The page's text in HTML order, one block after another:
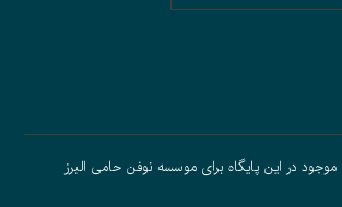
در این پایگاه برای موسسه نوفن حامی البرز